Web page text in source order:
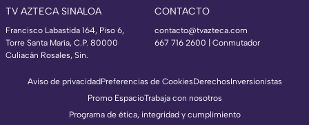
TV AZTECA SINALOA
Francisco Labastida 164, Piso 6,
Torre Santa María, C.P. 80000
Culiacán Rosales, Sin.
CONTACTO
contacto@tvazteca.com
667 716 2600 | Conmutador
Aviso de privacidadPreferencias de CookiesDerechosInversionistas
Promo EspacioTrabaja con nosotros
Programa de ética, integridad y cumplimiento